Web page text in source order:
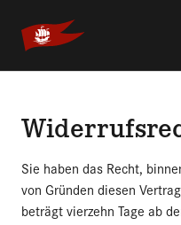
Sie haben das Recht,
von Gründen diesen
beträgt vierzehn Tage ab